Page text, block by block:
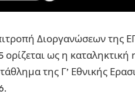
Διοργανώσεων της
ορίζεται ως η
της Γ’ Εθνικής